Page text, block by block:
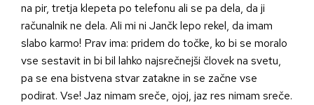
na pir, tretja klepeta po telefonu ali se pa dela, da ji
računalnik ne dela. Ali mi ni Jančk lepo rekel, da imam
slabo karmo! Prav ima: pridem do točke, ko bi se moralo
vse sestavit in bi bil lahko najsrečnejši človek na svetu,
pa se ena bistvena stvar zatakne in se začne vse
podirat. Vse! Jaz nimam sreče, ojoj, jaz res nimam sreče.